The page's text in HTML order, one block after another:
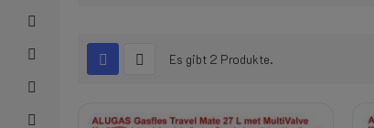
Es gibt 2 Produkte.